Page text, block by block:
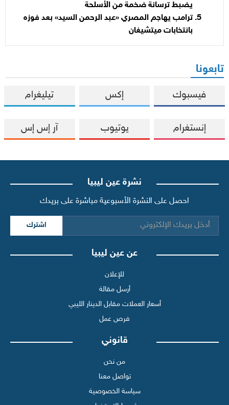
يضبط ترسانة ضخمة من الأسلحة
ترامب يهاجم المصري «عبد الرحمن السيد» بعد فوزه
بانتخابات ميتشيغان
تابعونا
فيسبوك إكس تيليغرام
إنستغرام يوتيوب آر إس إس
نشرة عين ليبيا
احصل على النشرة الأسبوعية مباشرة على بريدك
اشترك
عن عين ليبيا
للإعلان
أرسل مقالة
أسعار العملات مقابل الدينار الليبي
فرص عمل
قانوني
من نحن
تواصل معنا
سياسة الخصوصية